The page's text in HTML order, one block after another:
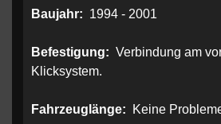
Baujahr: 1994 - 2001
Befestigung: Verbindung am
Klicksystem.
Fahrzeuglänge: Keine